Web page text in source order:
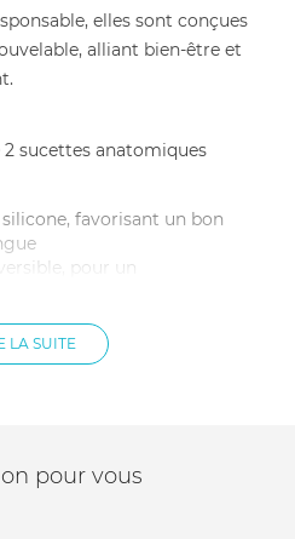
elles sont conçues
alliant bien-être et
sucettes anatomiques
favorisant un bon
pour un
du nez, pour ne pas gêner la
pour une utilisation en toute
LA SUITE
pour vous